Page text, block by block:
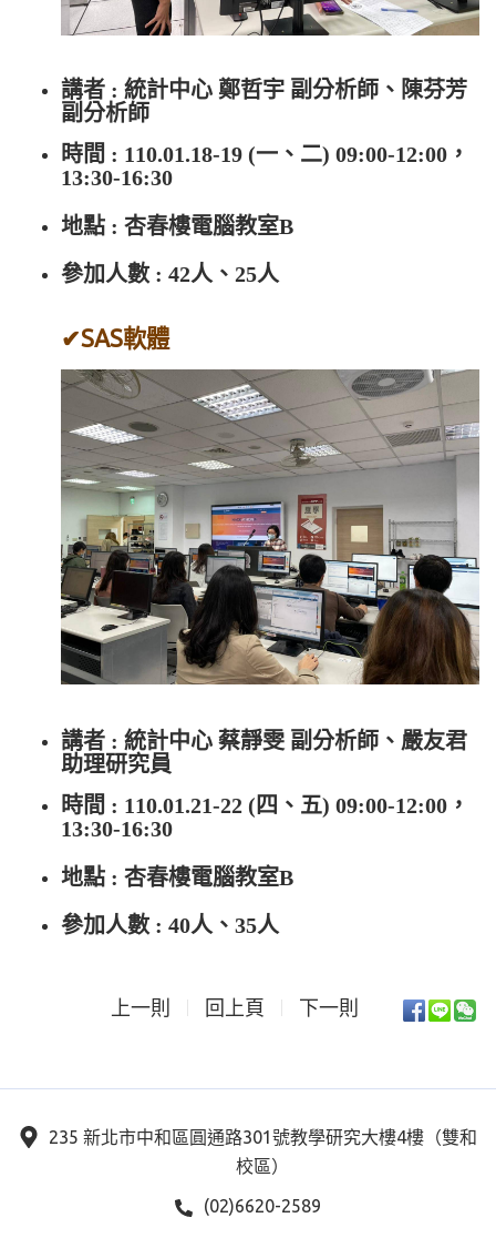
講者 : 統計中心 鄭哲宇 副分析師、陳芬芳
副分析師
時間 : 110.01.18-19 (一、二) 09:00-12:00，
13:30-16:30
地點 : 杏春樓電腦教室B
參加人數 : 42人、25人
✔SAS軟體
講者 : 統計中心 蔡靜雯 副分析師、 嚴友君
助理研究員
時間 : 110.01.21-22 (四、五) 09:00-12:00，
13:30-16:30
地點 : 杏春樓電腦教室B
參加人數 : 40人、35人
上一則 回上頁 下一則
235 新北市中和區圓通路301號教學研究大樓4樓（雙和
校區）
(02)6620-2589